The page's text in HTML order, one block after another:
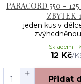
PARACORD 550 -
ZBYTEK
jeden kus v
12 Kč/
Skladem 1
Přidat